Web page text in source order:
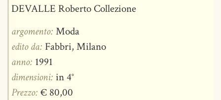
DEVALLE Roberto Collezione
argomento: Moda
edito da: Fabbri, Milano
anno: 1991
dimensioni: in 4°
Prezzo: € 80,00